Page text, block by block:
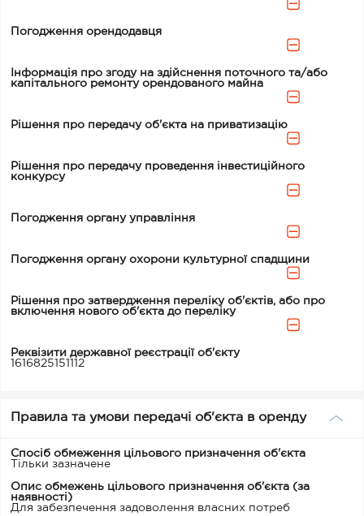
Погодження орендодавця
Інформація про згоду на здійснення поточного та/або
капітального ремонту орендованого майна
Рішення про передачу об'єкта на приватизацію
Рішення про передачу проведення інвестиційного
конкурсу
Погодження органу управління
Погодження органу охорони культурної спадщини
Рішення про затвердження переліку об'єктів, або про
включення нового об'єкта до переліку
Реквізити державної реєстрації об'єкту
1616825151112
Правила та умови передачі об'єкта в оренду
Спосіб обмеження цільового призначення об'єкта
Тільки зазначене
Опис обмежень цільового призначення об'єкта (за
наявності)
Для забезпечення задоволення власних потреб